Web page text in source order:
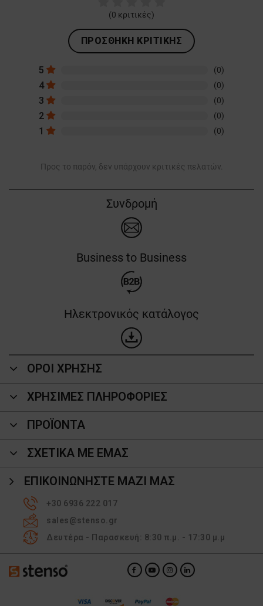
(0 κριτικές)
ΠΡΟΣΘΉΚΗ ΚΡΙΤΙΚΉΣ
5 (0)
4 (0)
3 (0)
2 (0)
1 (0)
Προς το παρόν, δεν υπάρχουν κριτικές πελατών.
Συνδρομή
Business to Business
Ηλεκτρονικός κατάλογος
ΟΡΟΙ ΧΡΗΣΗΣ
ΧΡΗΣΙΜΕΣ ΠΛΗΡΟΦΟΡΙΕΣ
ΠΡΟΪΌΝΤΑ
ΣΧΕΤΙΚΑ ΜΕ ΕΜΑΣ
ΕΠΙΚΟΙΝΩΝΉΣΤΕ ΜΑΖΊ ΜΑΣ
+30 6936 222 017
sales@stenso.gr
Δευτέρα - Παρασκευή: 8:30 π.μ. - 17:30 μ.μ